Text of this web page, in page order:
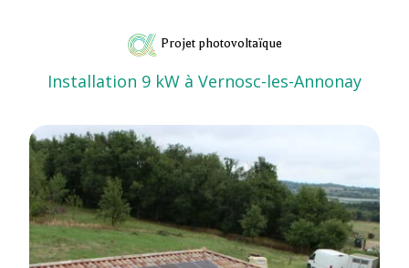
Projet photovoltaïque
Installation 9 kW à Vernosc-les-Annonay